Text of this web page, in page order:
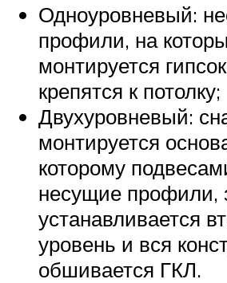
Одноуровневый:
профили, на
монтируется
крепятся к потолку;
Двухуровневый:
монтируется
которому
несущие профили,
устанавливается
уровень и вся
обшивается ГКЛ.